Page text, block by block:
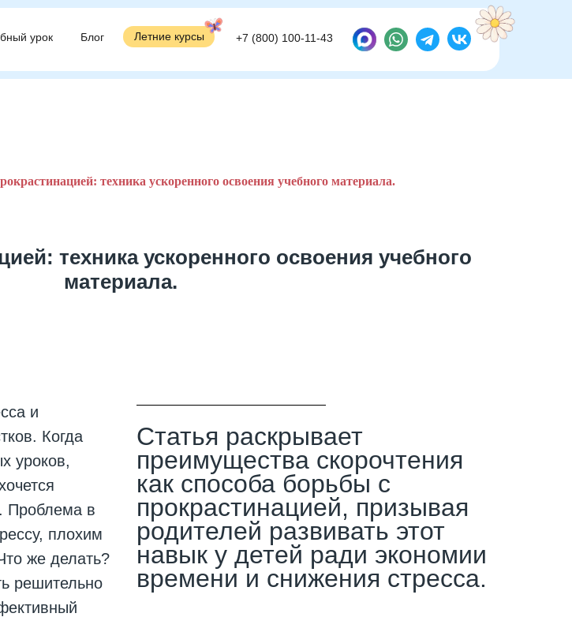
+7 (800) 100-11-43
Блог
урок Летние курсы +7 (800) 100-11-43
Блог
урок Летние курсы
техника ускоренного освоения учебного материала.
техника ускоренного освоения учебного
материала.
Статья раскрывает
преимущества скорочтения
как способа борьбы с
прокрастинацией, призывая
родителей развивать этот
навык у детей ради экономии
времени и снижения стресса.
и
Когда
уроков,
Проблема в
плохим
же делать?
решительно